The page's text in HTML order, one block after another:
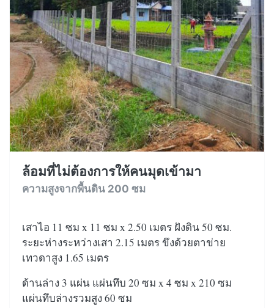
ล้อมที่ไม่ต้องการให้คนมุดเข้ามา
ความสูงจากพื้นดิน 200 ซม
เสาไอ 11 ซม x 11 ซม x 2.50 เมตร ฝังดิน 50 ซม.
ระยะห่างระหว่างเสา 2.15 เมตร ขึงด้วยตาข่าย
เทวดาสูง 1.65 เมตร
ด้านล่าง 3 แผ่น แผ่นทึบ 20 ซม x 4 ซม x 210 ซม
แผ่นทึบล่างรวมสูง 60 ซม